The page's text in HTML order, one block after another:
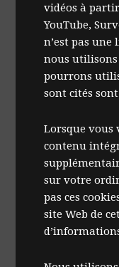
vidéos à
YouTube,
n’est pas une
nous
pourrons
sont cités
Lorsque vous
contenu
sur votre
pas ces
site Web de